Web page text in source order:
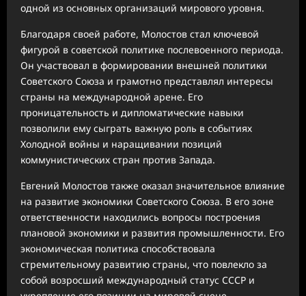
одной из основных организаций мирового уровня.
Благодаря своей работе, Молостов стал ключевой
фигурой в советской политике послевоенного периода.
Он участвовал в формировании внешней политики
Советского Союза и грамотно представлял интересы
страны на международной арене. Его
проницательность и дипломатические навыки
позволили ему сыграть важную роль в событиях
Холодной войны и наращивании позиций
коммунистических стран против Запада.
Евгений Молостов также оказал значительное влияние
на развитие экономики Советского Союза. В его зоне
ответственности находились вопросы построения
плановой экономики и развития промышленности. Его
экономическая политика способствовала
стремительному развитию страны, что повлекло за
собой возросший международный статус СССР и